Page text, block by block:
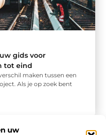
uw
gids voor
tot eind
maken tussen een
Als je op zoek bent